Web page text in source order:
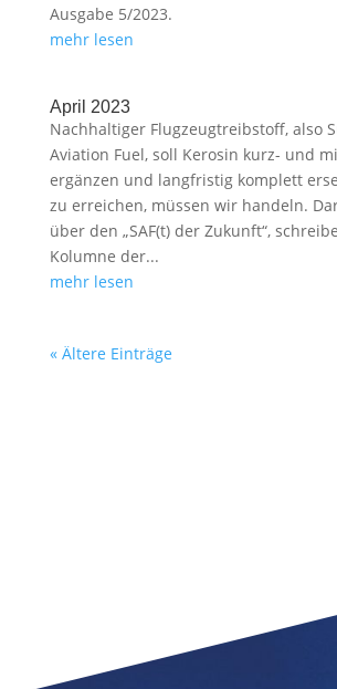
Ausgabe 5/2023.
mehr lesen
April 2023
Nachhaltiger Flugzeugtreibstoff, also
Aviation Fuel, soll Kerosin kurz- und
ergänzen und langfristig komplett
zu erreichen, müssen wir handeln.
über den „SAF(t) der Zukunft“,
Kolumne der...
mehr lesen
« Ältere Einträge